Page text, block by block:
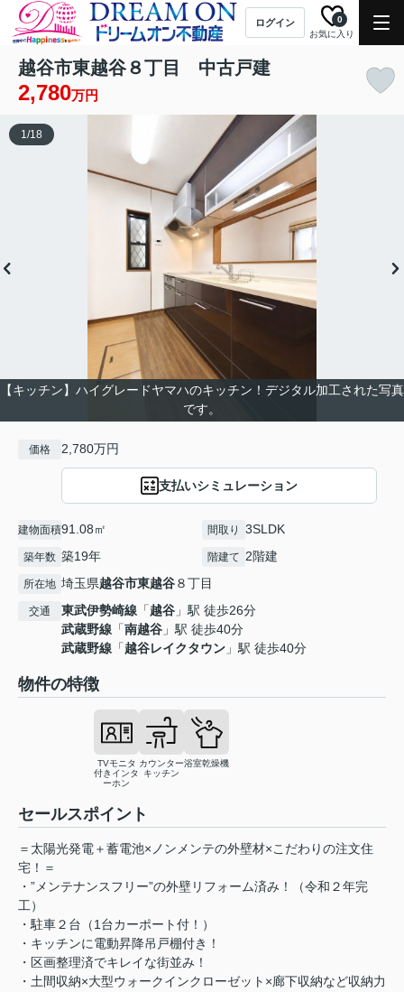
ログイン
お気に入り
0
越谷市東越谷８丁目 中古戸建
2,780万円
【キッチン】ハイグレードヤマハのキッチン！デジタル加工された写真
です。
1/18
価格 2,780万円
支払いシミュレーション
建物面積91.08㎡ 間取り 3SLDK
築年数 築19年 階建て 2階建
所在地 埼玉県越谷市東越谷８丁目
交通 東武伊勢崎線 「越谷 」駅 徒歩26分
武蔵野線 「南越谷 」駅 徒歩40分
武蔵野線 「越谷レイクタウン 」駅 徒歩40分
物件の特徴
TVモニタ
付きインタ
ーホン
カウンター
キッチン
浴室乾燥機
セールスポイント
＝太陽光発電＋蓄電池×ノンメンテの外壁材×こだわりの注文住
宅！＝
・”メンテナンスフリー”の外壁リフォーム済み！（令和２年完
工）
・駐車２台（1台カーポート付！）
・キッチンに電動昇降吊戸棚付き！
・区画整理済でキレイな街並み！
・土間収納×大型ウォークインクローゼット×廊下収納など収納力